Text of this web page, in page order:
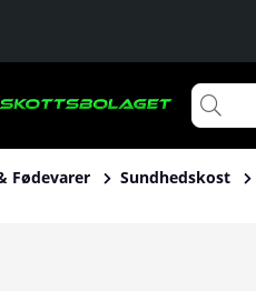
Fødevarer Sundhedskost
NAD+, 60 caps